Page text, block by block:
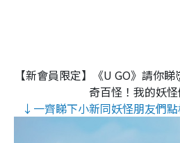
【新會員限定】《U GO》請你
奇百怪！我的妖怪
↓一齊睇下小新同妖怪朋友們